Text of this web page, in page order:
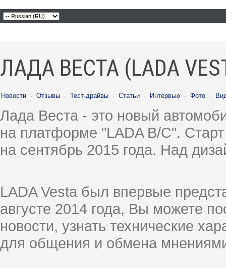
ЛАДА ВЕСТА (LADA
Новости · Отзывы · Тест-драйвы · Статьи · Интервью · Фото ·
Лада Веста - это новый
на платформе "LADA B/C".
на сентябрь 2015 года. Над
LADA Vesta был впервые
августе 2014 года, Вы можете
новости, узнать технические
для общения и обмена